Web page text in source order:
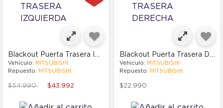
Blackout Puerta Trasera Izquierda
Vehículo: MITSUBISHI
Repuesto: MITSUBISHI
Price reduced from
$54.990to $43.992
Blackout Puerta Trasera Derecha
Vehículo: MITSUBISHI
Repuesto: MITSUBISHI
$22.990